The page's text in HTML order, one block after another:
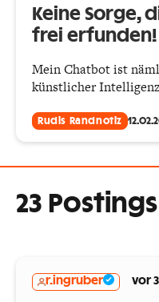
Keine Sorge,
frei erfunden!
Mein Chatbot ist
künstlicher
Rudis Randnotiz
23 Postings
r.ingruber vor